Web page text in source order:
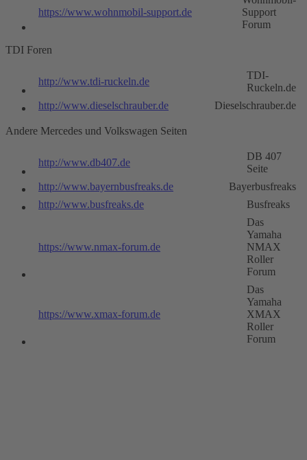
https://www.wohnmobil-support.de
Support
Forum
TDI Foren
http://www.tdi-ruckeln.de
TDI-
Ruckeln.de
http://www.dieselschrauber.de
Dieselschrauber.de
Andere Mercedes und Volkswagen Seiten
http://www.db407.de
DB 407
Seite
http://www.bayernbusfreaks.de
Bayerbusfreaks
http://www.busfreaks.de
Busfreaks
https://www.nmax-forum.de
Das
Yamaha
NMAX
Roller
Forum
https://www.xmax-forum.de
Das
Yamaha
XMAX
Roller
Forum